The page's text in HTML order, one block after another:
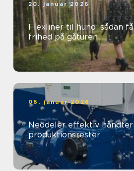
20. januar 2026
Flexliner til hund: sådan
frihed på gåturen
06. januar 2026
Neddeler effektiv håndtering af affald og
produktionsrester